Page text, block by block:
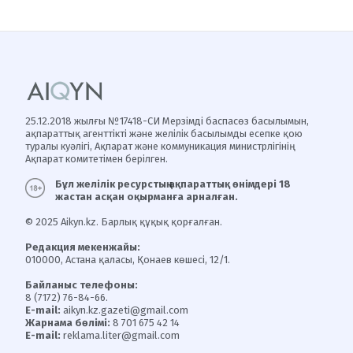
25.12.2018 жылғы №17418-СИ Мерзімді баспасөз басылымын,
ақпараттық агенттікті және желілік басылымды есепке қою
туралы куәлігі, Ақпарат және коммуникация министрлігінің
Ақпарат комитетімен берілген.
Бұл желілік ресурстың ақпараттық өнімдері 18
жастан асқан оқырманға арналған.
© 2025 Aikyn.kz. Барлық құқық қорғалған.
Редакция мекенжайы:
010000, Астана қаласы, Қонаев көшесі, 12/1.
Байланыс телефоны:
8 (7172) 76-84-66.
E-mail: aikyn.kz.gazeti@gmail.com
Жарнама бөлімі: 8 701 675 42 14
E-mail: reklama.liter@gmail.com